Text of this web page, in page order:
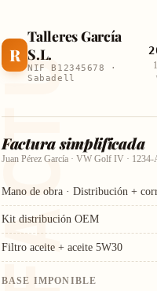
R
Talleres García
S.L.
NIF B12345678 ·
Sabadell
Factura simplificada
Juan Pérez García · VW Golf IV ·
Mano de obra · Distribución +
Kit distribución OEM
Filtro aceite + aceite 5W30
BASE IMPONIBLE